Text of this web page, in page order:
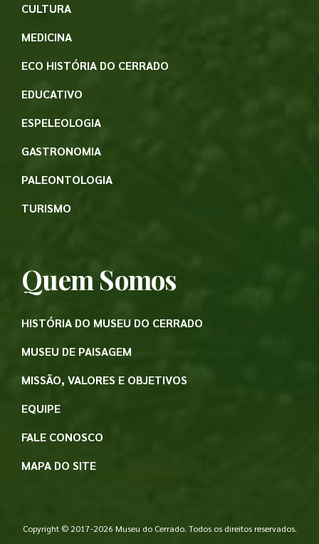
CULTURA
MEDICINA
ECO HISTÓRIA DO CERRADO
EDUCATIVO
ESPELEOLOGIA
GASTRONOMIA
PALEONTOLOGIA
TURISMO
Quem Somos
HISTÓRIA DO MUSEU DO CERRADO
MUSEU DE PAISAGEM
MISSÃO, VALORES E OBJETIVOS
EQUIPE
FALE CONOSCO
MAPA DO SITE
Copyright © 2017-2026 Museu do Cerrado. Todos os direitos reservados.